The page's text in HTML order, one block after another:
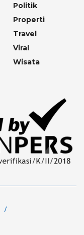
Politik
Properti
Travel
Viral
Wisata